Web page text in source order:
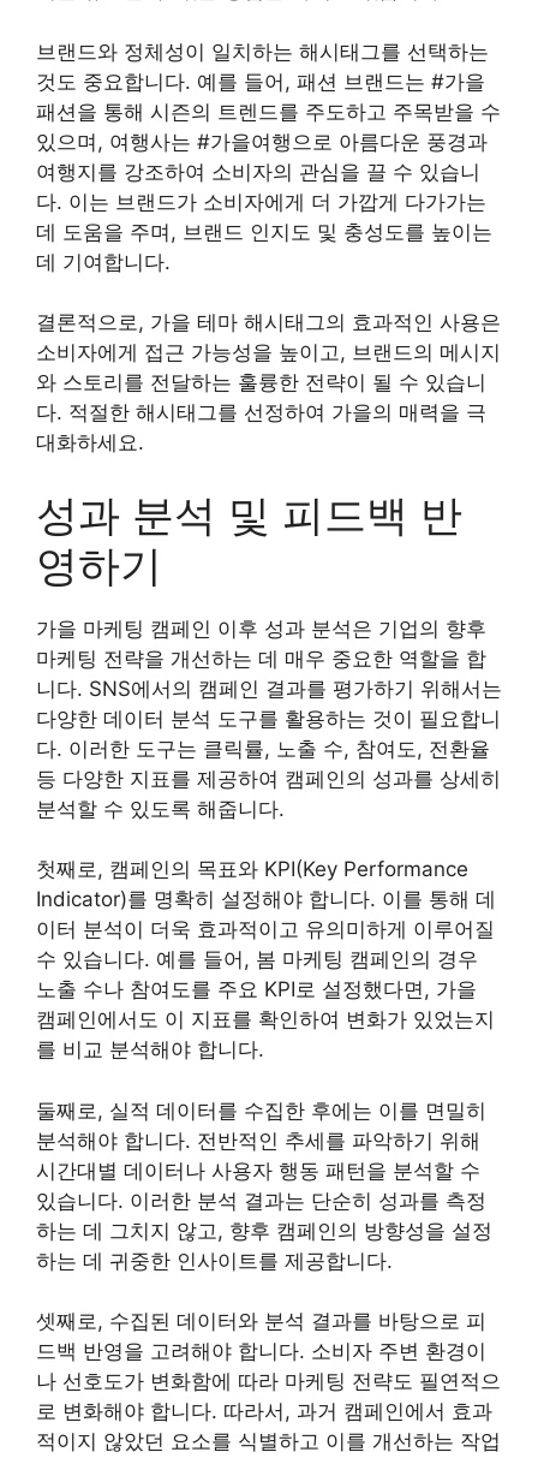
브랜드와 정체성이 일치하는 해시태그를 선택하는
것도 중요합니다. 예를 들어, 패션 브랜드는 #가을
패션을 통해 시즌의 트렌드를 주도하고 주목받을 수
있으며, 여행사는 #가을여행으로 아름다운 풍경과
여행지를 강조하여 소비자의 관심을 끌 수 있습니
다. 이는 브랜드가 소비자에게 더 가깝게 다가가는
데 도움을 주며, 브랜드 인지도 및 충성도를 높이는
데 기여합니다.
결론적으로, 가을 테마 해시태그의 효과적인 사용은
소비자에게 접근 가능성을 높이고, 브랜드의 메시지
와 스토리를 전달하는 훌륭한 전략이 될 수 있습니
다. 적절한 해시태그를 선정하여 가을의 매력을 극
대화하세요.
성과 분석 및 피드백 반
영하기
가을 마케팅 캠페인 이후 성과 분석은 기업의 향후
마케팅 전략을 개선하는 데 매우 중요한 역할을 합
니다. SNS에서의 캠페인 결과를 평가하기 위해서는
다양한 데이터 분석 도구를 활용하는 것이 필요합니
다. 이러한 도구는 클릭률, 노출 수, 참여도, 전환율
등 다양한 지표를 제공하여 캠페인의 성과를 상세히
분석할 수 있도록 해줍니다.
첫째로, 캠페인의 목표와 KPI(Key Performance
Indicator)를 명확히 설정해야 합니다. 이를 통해 데
이터 분석이 더욱 효과적이고 유의미하게 이루어질
수 있습니다. 예를 들어, 봄 마케팅 캠페인의 경우
노출 수나 참여도를 주요 KPI로 설정했다면, 가을
캠페인에서도 이 지표를 확인하여 변화가 있었는지
를 비교 분석해야 합니다.
둘째로, 실적 데이터를 수집한 후에는 이를 면밀히
분석해야 합니다. 전반적인 추세를 파악하기 위해
시간대별 데이터나 사용자 행동 패턴을 분석할 수
있습니다. 이러한 분석 결과는 단순히 성과를 측정
하는 데 그치지 않고, 향후 캠페인의 방향성을 설정
하는 데 귀중한 인사이트를 제공합니다.
셋째로, 수집된 데이터와 분석 결과를 바탕으로 피
드백 반영을 고려해야 합니다. 소비자 주변 환경이
나 선호도가 변화함에 따라 마케팅 전략도 필연적으
로 변화해야 합니다. 따라서, 과거 캠페인에서 효과
적이지 않았던 요소를 식별하고 이를 개선하는 작업